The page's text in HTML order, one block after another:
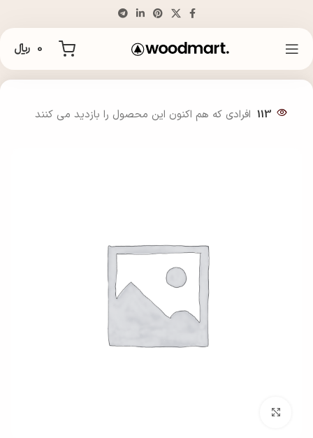
0 ﷼
113 افرادی که هم اکنون این محصول را بازدید می کنند